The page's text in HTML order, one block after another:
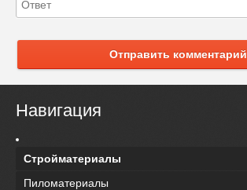
Отправить комментарий
Навигация
Стройматериалы
Пиломатериалы